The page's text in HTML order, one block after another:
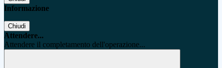
Informazione
Chiudi
Attendere...
Attendere il completamento dell'operazione...